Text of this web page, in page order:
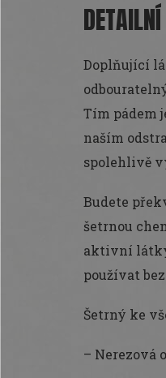
Doplňující
Tím pádem
naším
spolehlivě
Budete
šetrnou
aktivní
používat
Šetrný ke
– Nerezová